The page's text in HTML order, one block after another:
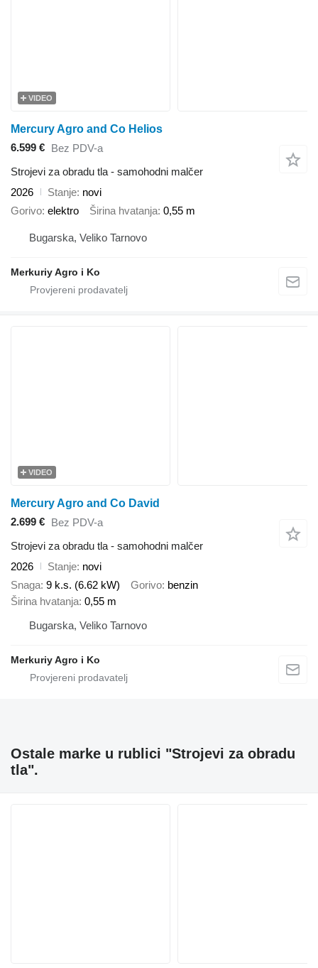
VIDEO
Mercury Agro and Co Helios
6.599 € Bez PDV-a
Strojevi za obradu tla - samohodni malčer
2026
Stanje novi
Gorivo elektro Širina hvatanja 0,55 m
Bugarska, Veliko Tarnovo
Merkuriy Agro i Ko
VIDEO
Mercury Agro and Co David
2.699 €
Bez PDV-a
Strojevi za obradu tla - samohodni malčer
2026
Stanje novi
Snaga 9 k.s. (6.62 kW) Gorivo benzin
Širina hvatanja 0,55 m
Bugarska, Veliko Tarnovo
Merkuriy Agro i Ko
Ostale marke u rublici "Strojevi za obradu
tla".